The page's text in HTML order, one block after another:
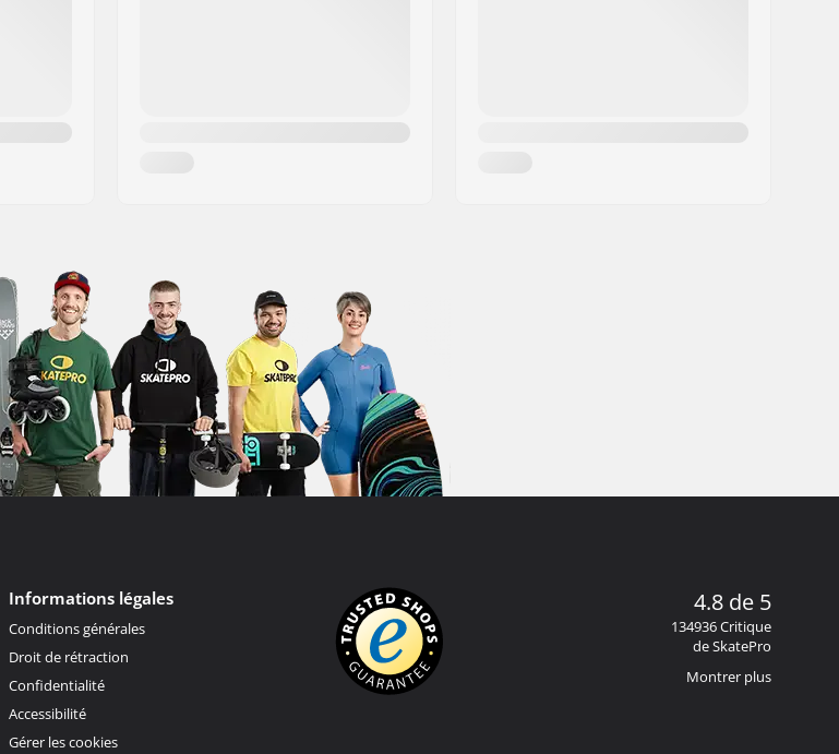
Informations légales
Conditions générales
Droit de rétraction
Confidentialité
Accessibilité
Gérer les cookies
4.8 de 5
134936 Critique
de SkatePro
Montrer plus